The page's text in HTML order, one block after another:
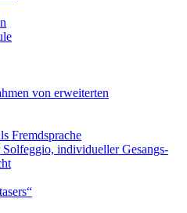
von erweiterten
Fremdsprache
individueller Gesangs-